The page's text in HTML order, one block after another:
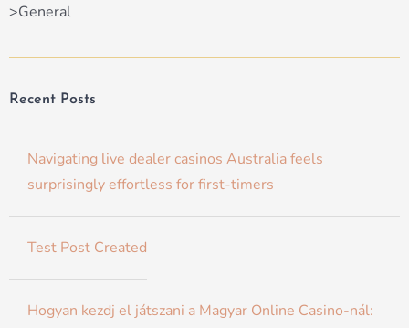
>General
Recent Posts
Navigating live dealer casinos Australia feels
surprisingly effortless for first-timers
Test Post Created
Hogyan kezdj el játszani a Magyar Online Casino-nál: